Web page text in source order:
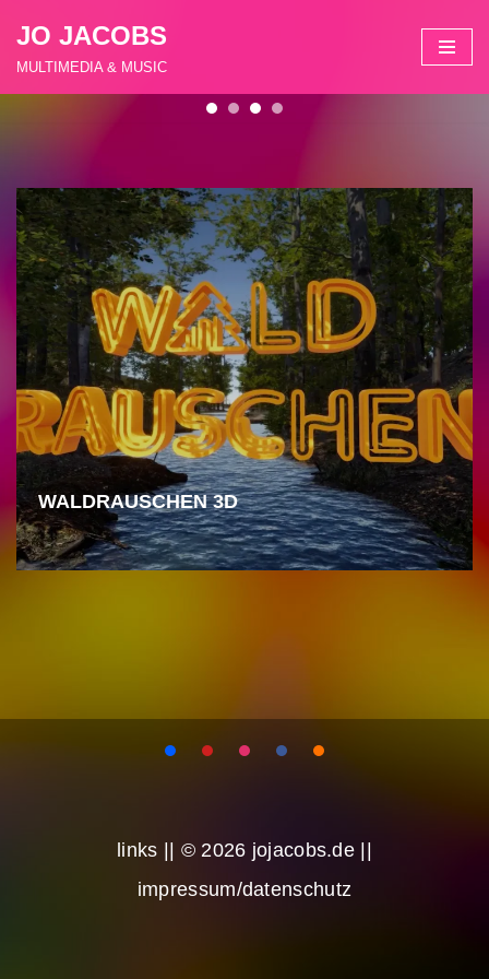
Zum
JO JACOBS
MULTIMEDIA & MUSIC
WALDRAUSCHEN 3D
links || © 2026 jojacobs.de ||
impressum/datenschutz